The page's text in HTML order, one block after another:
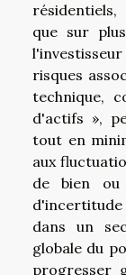
que sur
risques
technique,
d'actifs »,
tout en
aux
de bien
d'incertitude
dans un
globale du
progresser